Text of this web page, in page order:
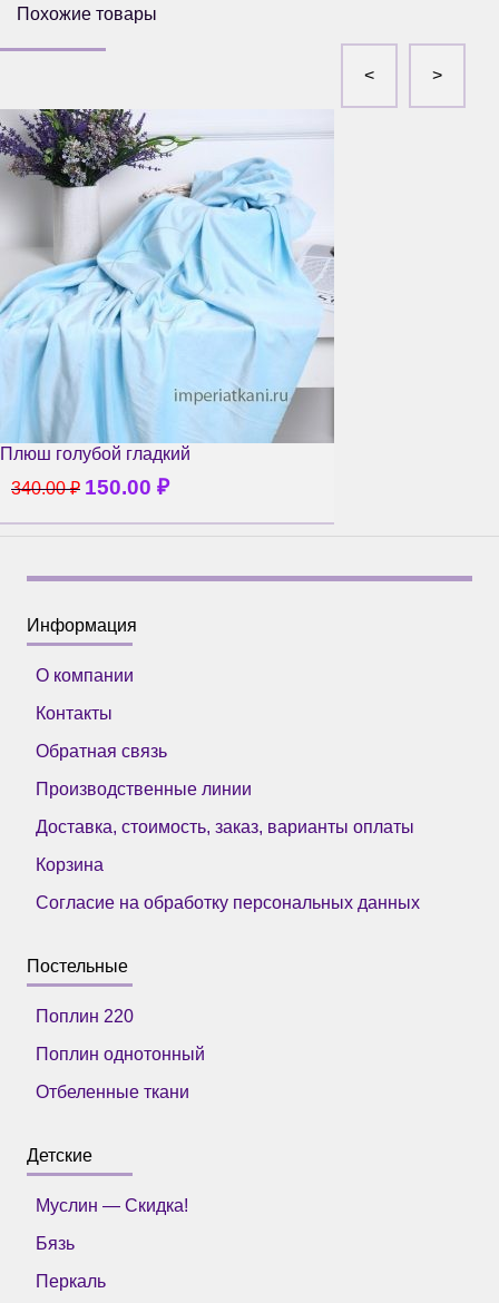
Похожие товары
Плюш голубой гладкий
340.00₽ 150.00 ₽
Информация
О компании
Контакты
Обратная связь
Производственные линии
Доставка, стоимость, заказ, варианты оплаты
Корзина
Согласие на обработку персональных данных
Постельные
Поплин 220
Поплин однотонный
Отбеленные ткани
Детские
Муслин — Скидка!
Бязь
Перкаль